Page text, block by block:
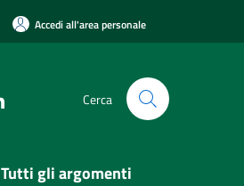
Accedi all'area personale
Cerca
Tutti gli argomenti